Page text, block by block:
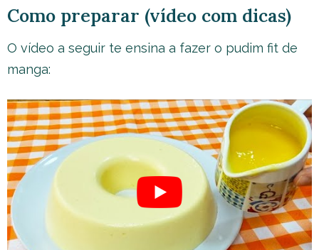
Como preparar (vídeo com dicas)
O vídeo a seguir te ensina a fazer o pudim fit de
manga: